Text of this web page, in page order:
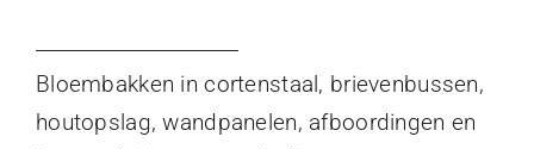
Bloembakken in cortenstaal, brievenbussen,
houtopslag, wandpanelen, afboordingen en